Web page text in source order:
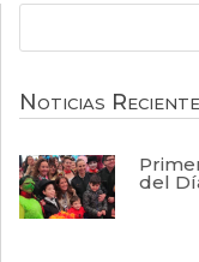
Noticias
del